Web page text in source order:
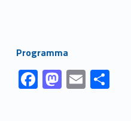
Link identifier #identifier__81586-2
Programma
Link identifier #identifier__162199-1
F
ac
Link identifier #identifier__125813-2 M
as
Link identifier #identifier__74998-3 E
m
Link identifier #identifier__57216-4 S
h